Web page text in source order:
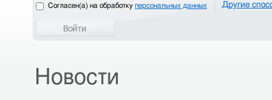
Другие
Cогласен(а) на обработку персональных данных
Новости